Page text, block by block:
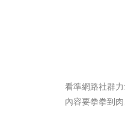
看準網路社群
內容要拳拳到肉